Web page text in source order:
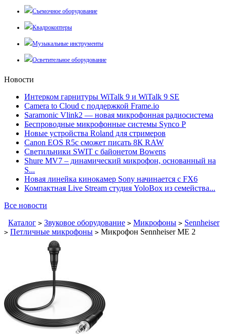
Съемочное оборудование
Квадрокоптеры
Музыкальные инструменты
Осветительное оборудование
Новости
Интерком гарнитуры WiTalk 9 и WiTalk 9 SE
Camera to Cloud с поддержкой Frame.io
Saramonic Vlink2 — новая микрофонная радиосистема
Беспроводные микрофонные системы Synco P
Новые устройства Roland для стримеров
Canon EOS R5c сможет писать 8К RAW
Светильники SWIT с байонетом Bowens
Shure MV7 – динамический микрофон, основанный на
S...
Новая линейка кинокамер Sony начинается с FX6
Компактная Live Stream студия YoloBox из семейства...
Все новости
Каталог > Звуковое оборудование > Микрофоны > Sennheiser
> Петличные микрофоны > Микрофон Sennheiser ME 2